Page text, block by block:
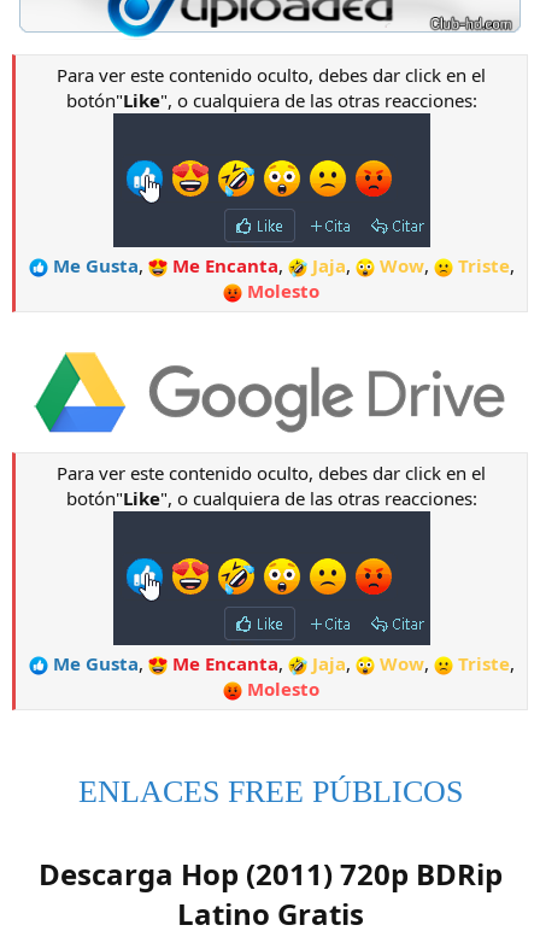
Para ver este contenido oculto, debes dar click en el
botón"Like", o cualquiera de las otras reacciones:
Me Gusta, Me Encanta, Jaja, Wow, Triste,
Molesto
Para ver este contenido oculto, debes dar click en el
botón"Like", o cualquiera de las otras reacciones:
Me Gusta, Me Encanta, Jaja, Wow, Triste,
Molesto
ENLACES FREE PÚBLICOS
Descarga Hop (2011) 720p BDRip
Latino Gratis​